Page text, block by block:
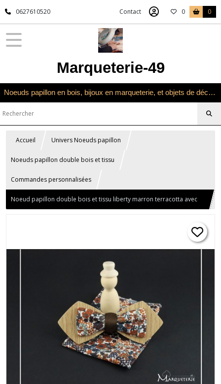
0627610520 Contact 0 0
Marqueterie-49
Noeuds papillon en bois, bijoux en marqueterie, et objets de décoration en marqueterie bois
Accueil Univers Noeuds papillon
Noeuds papillon double bois et tissu
Commandes personnalisées
Noeud papillon double bois et tissu liberty marron terracotta avec